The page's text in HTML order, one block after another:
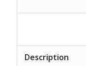
Description